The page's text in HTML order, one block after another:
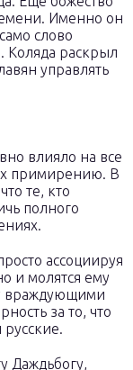
Именно он
слово
Коляда раскрыл
управлять
влияло на все
примирению. В
те, кто
полного
ассоциируя
и молятся ему
враждующими
за то, что
Даждьбогу,